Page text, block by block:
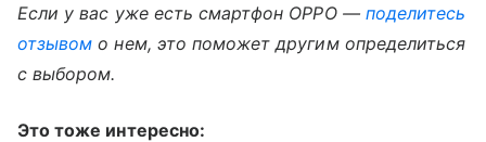
Если у вас уже есть смартфон OPPO — поделитесь
отзывом о нем, это поможет другим определиться
с выбором.
Это тоже интересно: